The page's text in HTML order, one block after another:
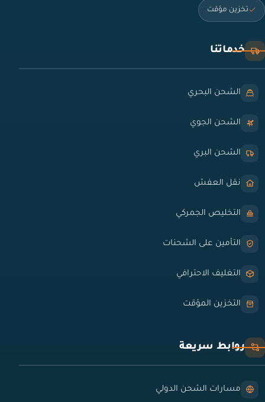
تخزين مؤقت
خدماتنا
الشحن البحري
الشحن الجوي
الشحن البري
نقل العفش
التخليص الجمركي
التأمين على الشحنات
التغليف الاحترافي
التخزين المؤقت
روابط سريعة
مسارات الشحن الدولي